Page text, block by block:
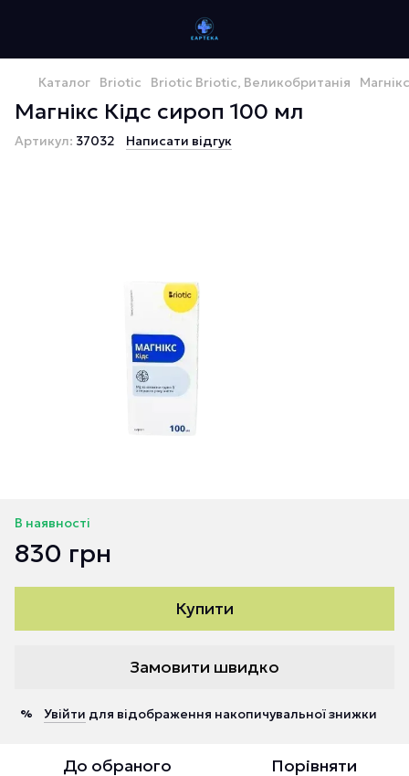
Каталог Briotic Briotic Briotic, Великобританія
Магнікс Кідс сироп 100 мл
Артикул: 37032 Написати відгук
В наявності
830 грн
Купити
Замовити швидко
% Увійти для відображення накопичувальної знижки
До обраного Порівняти